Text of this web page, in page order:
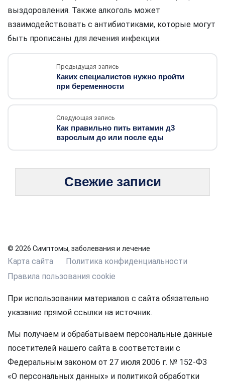
выздоровления. Также алкоголь может
взаимодействовать с антибиотиками, которые могут
быть прописаны для лечения инфекции.
Предыдущая запись
Каких специалистов нужно пройти
при беременности
Следующая запись
Как правильно пить витамин д3
взрослым до или после еды
Свежие записи
© 2026 Симптомы, заболевания и лечение
Карта сайта
Политика конфиденциальности
Правила пользования cookie
При использовании материалов с сайта обязательно
указание прямой ссылки на источник.
Мы получаем и обрабатываем персональные данные
посетителей нашего сайта в соответствии с
Федеральным законом от 27 июля 2006 г. № 152-ФЗ
«О персональных данных» и политикой обработки